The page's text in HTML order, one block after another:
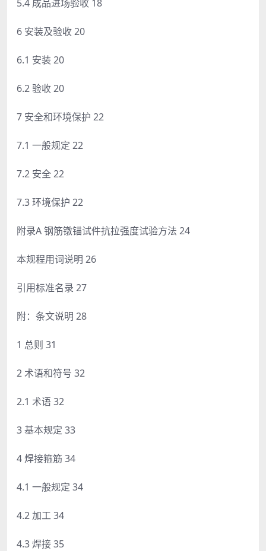
5.4 成品进场验收 18
6 安装及验收 20
6.1 安装 20
6.2 验收 20
7 安全和环境保护 22
7.1 一般规定 22
7.2 安全 22
7.3 环境保护 22
附录A 钢筋镦锚试件抗拉强度试验方法 24
本规程用词说明 26
引用标准名录 27
附：条文说明 28
1 总则 31
2 术语和符号 32
2.1 术语 32
3 基本规定 33
4 焊接箍筋 34
4.1 一般规定 34
4.2 加工 34
4.3 焊接 35